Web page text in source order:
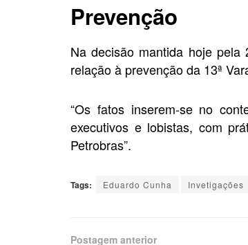
Prevenção
Na decisão mantida hoje pela
relação à prevenção da 13ª
“Os fatos inserem-se no
executivos e lobistas, com
Petrobras”.
Tags: Eduardo Cunha Invetigações
Postagem anterior